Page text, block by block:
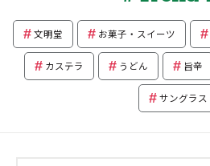
文明堂 お菓子・スイーツ
カステラ うどん 旨辛
サングラス